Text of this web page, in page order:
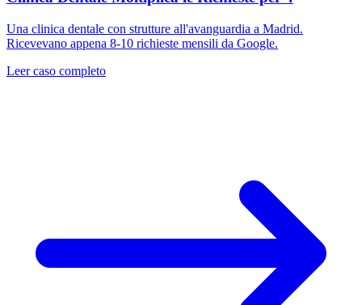
Una clinica dentale con strutture all'avanguardia a Madrid.
Ricevevano appena 8-10 richieste mensili da Google.
Leer caso completo